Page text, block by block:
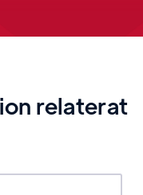
relaterat